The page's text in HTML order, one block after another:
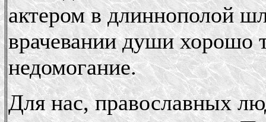
актером в длиннополой
врачевании души хорошо
недомогание.
Для нас, православных